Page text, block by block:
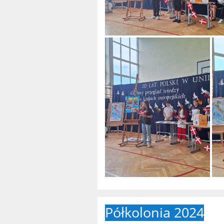
Półkolonia 2024